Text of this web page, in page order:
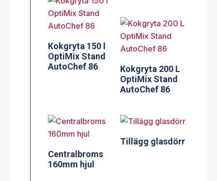
Kokgryta 150 l
OptiMix Stand
AutoChef 86
Kokgryta 200 L
OptiMix Stand
AutoChef 86
Centralbroms
160mm hjul
Tillägg glasdörr